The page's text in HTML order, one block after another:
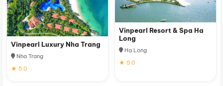
Vinpearl Luxury Nha Trang
Nha Trang
★ 5.0
Vinpearl Resort & Spa Ha
Long
Hạ Long
★ 5.0